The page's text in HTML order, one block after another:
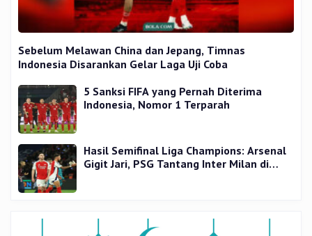
Sebelum Melawan China dan Jepang, Timnas
Indonesia Disarankan Gelar Laga Uji Coba
5 Sanksi FIFA yang Pernah Diterima
Indonesia, Nomor 1 Terparah
Hasil Semifinal Liga Champions: Arsenal
Gigit Jari, PSG Tantang Inter Milan di